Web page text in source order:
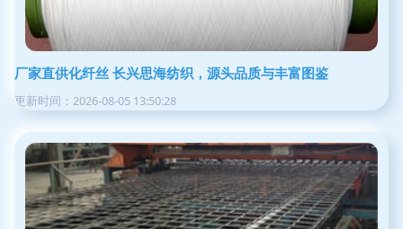
厂家直供化纤丝 长兴思海纺织，源头品质与丰富图鉴
更新时间：2026-08-05 13:50:28